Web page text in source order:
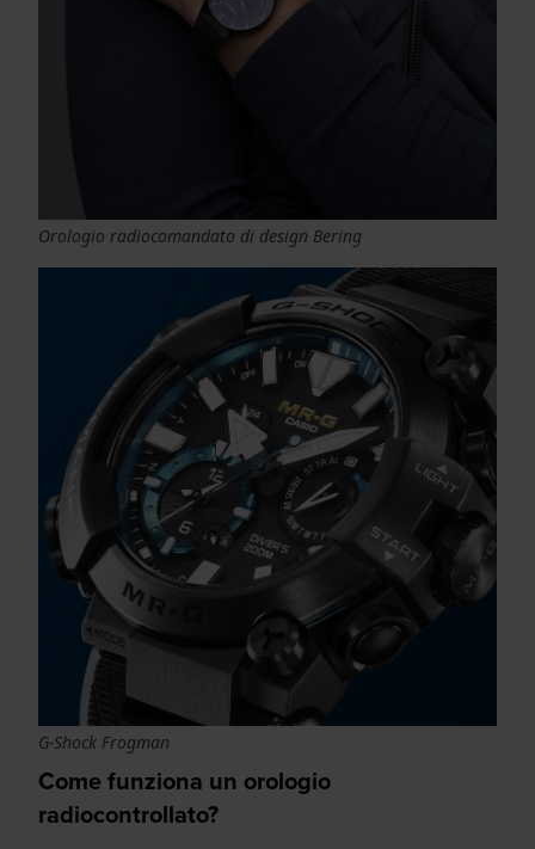
Orologio radiocomandato di design Bering
G-Shock Frogman
Come funziona un orologio
radiocontrollato?